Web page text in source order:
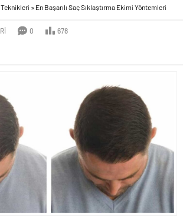
» En Başarılı Saç Sıklaştırma Ekimi Yöntemleri
0 678